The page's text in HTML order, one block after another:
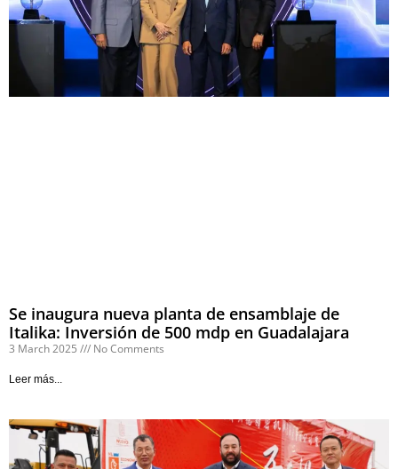
Se inaugura nueva planta de ensamblaje de
Italika: Inversión de 500 mdp en Guadalajara
3 March 2025 No Comments
Leer más...